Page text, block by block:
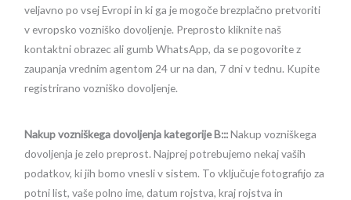
veljavno po vsej Evropi in ki ga je mogoče brezplačno pretvoriti
v evropsko vozniško dovoljenje. Preprosto kliknite naš
kontaktni obrazec ali gumb WhatsApp, da se pogovorite z
zaupanja vrednim agentom 24 ur na dan, 7 dni v tednu. Kupite
registrirano vozniško dovoljenje.
Nakup vozniškega dovoljenja kategorije B:::Nakup vozniškega
dovoljenja je zelo preprost. Najprej potrebujemo nekaj vaših
podatkov, ki jih bomo vnesli v sistem. To vključuje fotografijo za
potni list, vaše polno ime, datum rojstva, kraj rojstva in